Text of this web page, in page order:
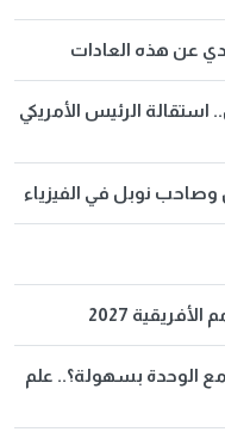
عن هذه العادات
8 أغسطس.. استقالة الرئيس الأمريكي
نوبل في الفيزياء
2027
مع الوحدة بسهولة؟.. علم